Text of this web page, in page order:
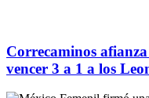
Correcaminos
vencer 3 a 1 a los